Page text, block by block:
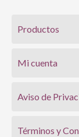
Productos
Mi cuenta
Aviso de
Términos y